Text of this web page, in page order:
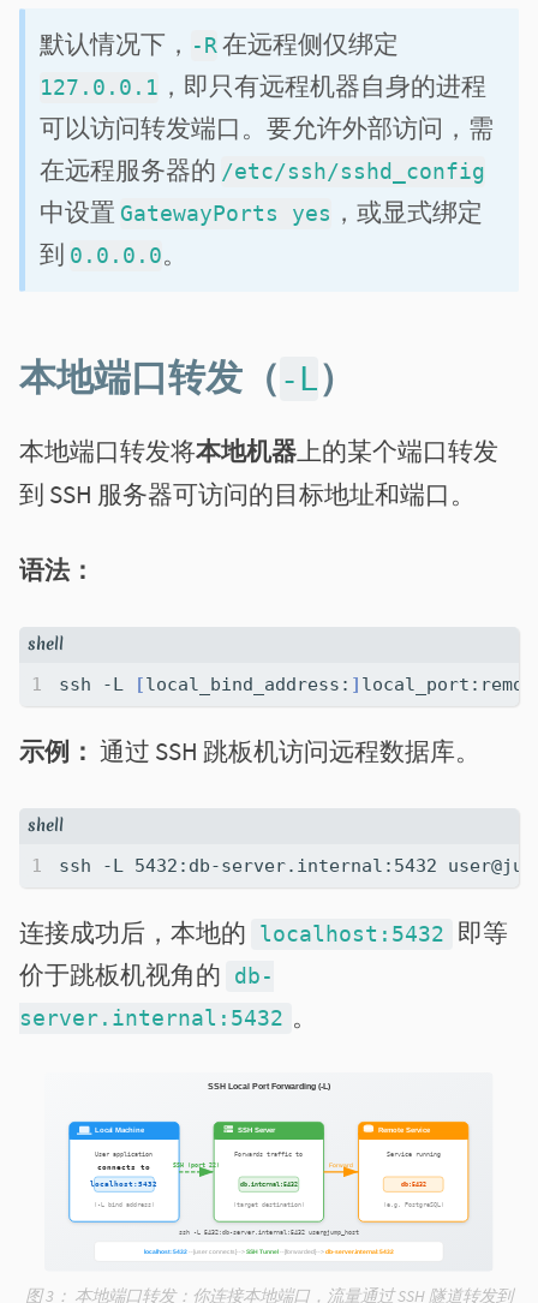
默认情况下， -R 在远程侧仅绑定
127.0.0.1 ，即只有远程机器自身的进程
可以访问转发端口。要允许外部访问，需
在远程服务器的 /etc/ssh/sshd_config
中设置 GatewayPorts yes ，或显式绑定
到 0.0.0.0。
本地端口转发（ -L）
本地端口转发将本地机器上的某个端口转发
到 SSH 服务器可访问的目标地址和端口。
语法：
ssh -L [local_bind_address: ]
示例： 通过 SSH 跳板机访问远程数据库。
连接成功后，本地的 localhost:5432
即等
价于跳板机视角的
db-
server.internal:5432 。
图 3： 本地端口转发：你连接本地端口，流量通过 SSH 隧道转发到